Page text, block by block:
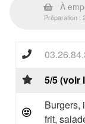
À
Préparation :
5/5 (voir
Burgers,
frit,